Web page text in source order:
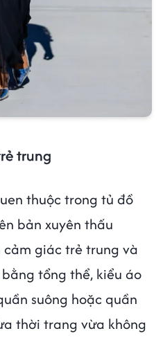
trung
thuộc trong tủ đồ
bản xuyên thấu
giác trẻ trung và
tổng thể, kiểu áo
suông hoặc quần
thời trang vừa không